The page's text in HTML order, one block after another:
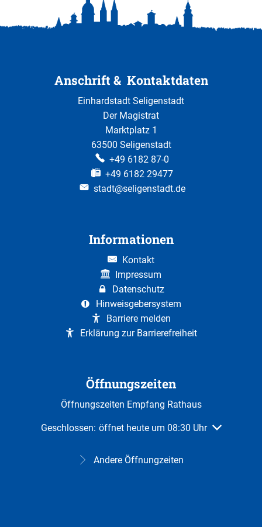
Anschrift & Kontaktdaten
Einhardstadt Seligenstadt
Der Magistrat
Marktplatz 1
63500 Seligenstadt
+49 6182 87-0
+49 6182 29477
stadt@seligenstadt.de
Informationen
Kontakt
Impressum
Datenschutz
Hinweisgebersystem
Barriere melden
Erklärung zur Barrierefreiheit
Öffnungszeiten
Öffnungszeiten Empfang Rathaus
Klicken, um weitere Öffnungs- oder Schließzeiten
Geschlossen: öffnet heute um 08:30 Uhr
Andere Öffnungzeiten